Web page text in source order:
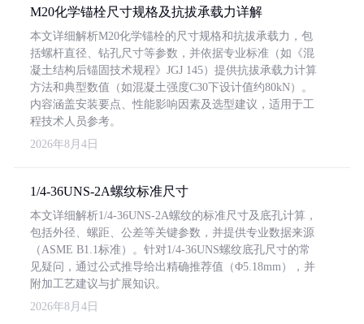
M20化学锚栓尺寸规格及抗拔承载力详解
本文详细解析M20化学锚栓的尺寸规格和抗拔承载力，包
括螺杆直径、钻孔尺寸等参数，并依据专业标准（如《混
凝土结构后锚固技术规程》JGJ 145）提供抗拔承载力计算
方法和典型数值（如混凝土强度C30下设计值约80kN）。
内容涵盖安装要点、性能影响因素及选型建议，适用于工
程技术人员参考。
2026年8月4日
1/4-36UNS-2A螺纹标准尺寸
本文详细解析1/4-36UNS-2A螺纹的标准尺寸及底孔计算，
包括外径、螺距、公差等关键参数，并提供专业数据来源
（ASME B1.1标准）。针对1/4-36UNS螺纹底孔尺寸的常
见疑问，通过公式推导给出精确推荐值（Φ5.18mm），并
附加工艺建议与扩展知识。
2026年8月4日